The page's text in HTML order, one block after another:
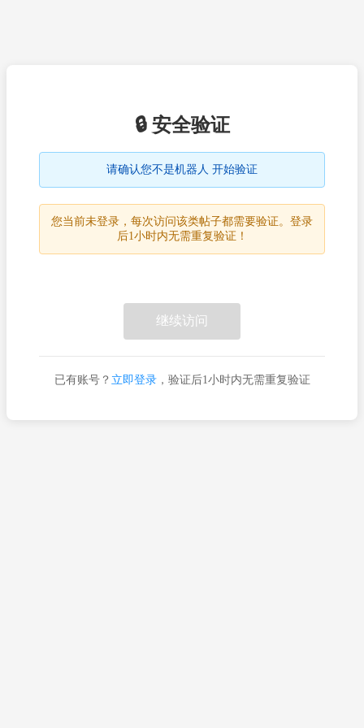
🔒 安全验证
请确认您不是机器人 开始验证
您当前未登录，每次访问该类帖子都需要验证。登录
后1小时内无需重复验证！
继续访问
已有账号？ 立即登录，验证后1小时内无需重复验证